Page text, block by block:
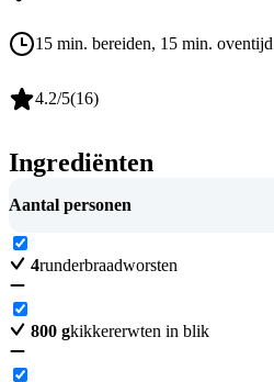
15 min. bereiden, 15 min. oventijd
4.2/5(16)
Ingrediënten
Aantal personen
4runderbraadworsten
800 gkikkererwten in blik